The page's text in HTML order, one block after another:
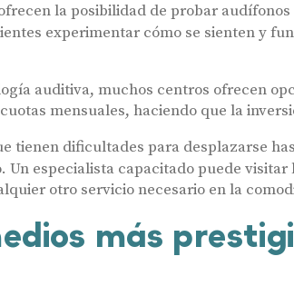
la posibilidad de probar
experimentar cómo se sienten y
auditiva, muchos centros ofrecen
mensuales, haciendo que la
tienen dificultades para desplazarse
especialista capacitado puede
otro servicio necesario en la
más